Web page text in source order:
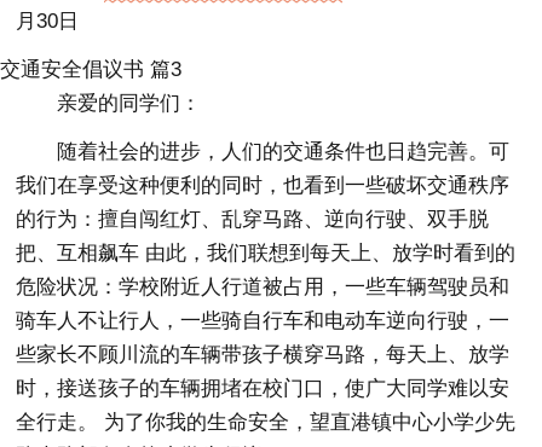
月30日
交通安全倡议书 篇3
亲爱的同学们：
随着社会的进步，人们的交通条件也日趋完善。可
我们在享受这种便利的同时，也看到一些破坏交通秩序
的行为：擅自闯红灯、乱穿马路、逆向行驶、双手脱
把、互相飙车 由此，我们联想到每天上、放学时看到的
危险状况：学校附近人行道被占用，一些车辆驾驶员和
骑车人不让行人，一些骑自行车和电动车逆向行驶，一
些家长不顾川流的车辆带孩子横穿马路，每天上、放学
时，接送孩子的车辆拥堵在校门口，使广大同学难以安
全行走。 为了你我的生命安全，望直港镇中心小学少先